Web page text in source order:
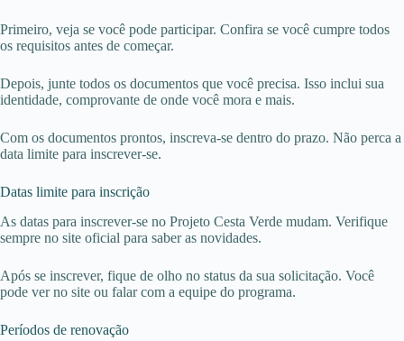
Primeiro, veja se você pode participar. Confira se você cumpre todos
os requisitos antes de começar.
Depois, junte todos os documentos que você precisa. Isso inclui sua
identidade, comprovante de onde você mora e mais.
Com os documentos prontos, inscreva-se dentro do prazo. Não perca a
data limite para inscrever-se.
Datas limite para inscrição
As datas para inscrever-se no Projeto Cesta Verde mudam. Verifique
sempre no site oficial para saber as novidades.
Após se inscrever, fique de olho no status da sua solicitação. Você
pode ver no site ou falar com a equipe do programa.
Períodos de renovação